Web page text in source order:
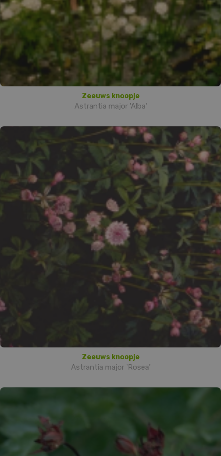
Zeeuws knoopje
Astrantia major 'Alba'
Zeeuws knoopje
Astrantia major 'Rosea'